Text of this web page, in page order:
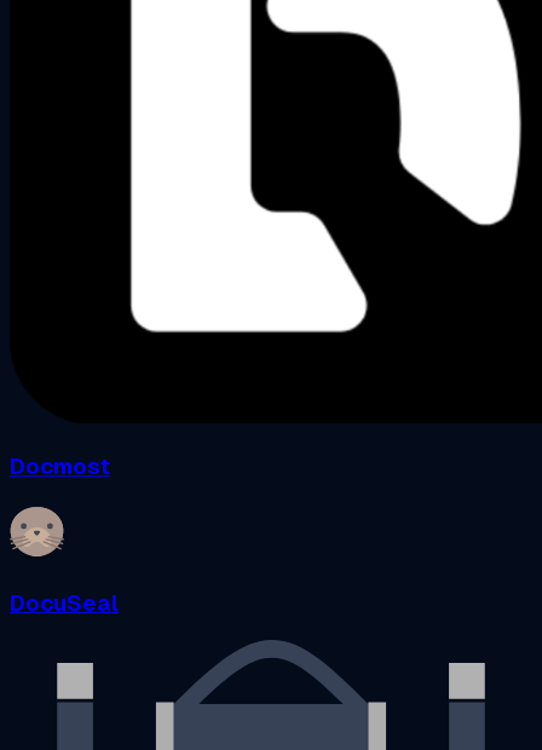
Docmost
DocuSeal